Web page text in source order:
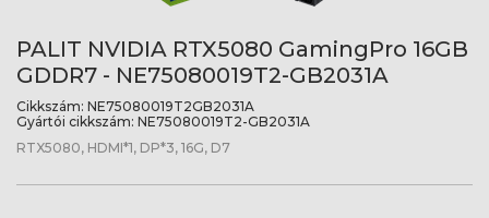
PALIT NVIDIA RTX5080 GamingPro 16GB
GDDR7 - NE75080019T2-GB2031A
Cikkszám: NE75080019T2GB2031A
Gyártói cikkszám: NE75080019T2-GB2031A
RTX5080, HDMI*1, DP*3, 16G, D7